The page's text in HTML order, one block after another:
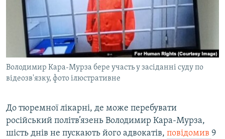
СПЕЦПРОЄКТИ
ПОДКАСТИ
КРИМ РЕАЛІЇ
РУС
КТАТ
Володимир Кара-Мурза бере участь у засіданні суду по
відеозв'язку, фото ілюстративне
До тюремної лікарні, де може перебувати
російський політв’язень Володимир Кара-Мурза,
шість днів не пускають його адвокатів, повідомив 9